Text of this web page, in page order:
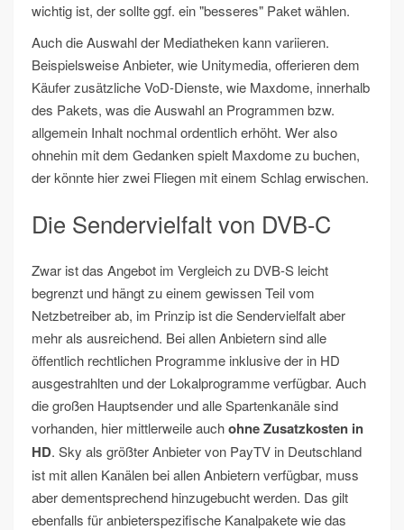
wichtig ist, der sollte ggf. ein "besseres" Paket wählen.
Auch die Auswahl der Mediatheken kann variieren.
Beispielsweise Anbieter, wie Unitymedia, offerieren dem
Käufer zusätzliche VoD-Dienste, wie Maxdome, innerhalb
des Pakets, was die Auswahl an Programmen bzw.
allgemein Inhalt nochmal ordentlich erhöht. Wer also
ohnehin mit dem Gedanken spielt Maxdome zu buchen,
der könnte hier zwei Fliegen mit einem Schlag erwischen.
Die Sendervielfalt von DVB-C
Zwar ist das Angebot im Vergleich zu DVB-S leicht
begrenzt und hängt zu einem gewissen Teil vom
Netzbetreiber ab, im Prinzip ist die Sendervielfalt aber
mehr als ausreichend. Bei allen Anbietern sind alle
öffentlich rechtlichen Programme inklusive der in HD
ausgestrahlten und der Lokalprogramme verfügbar. Auch
die großen Hauptsender und alle Spartenkanäle sind
vorhanden, hier mittlerweile auchohne Zusatzkosten in
HD. Sky als größter Anbieter von PayTV in Deutschland
ist mit allen Kanälen bei allen Anbietern verfügbar, muss
aber dementsprechend hinzugebucht werden. Das gilt
ebenfalls für anbieterspezifische Kanalpakete wie das